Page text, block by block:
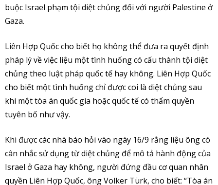
buộc Israel phạm tội diệt chủng đối với người Palestine ở
Gaza.
Liên Hợp Quốc cho biết họ không thể đưa ra quyết định
pháp lý về việc liệu một tình huống có cấu thành tội diệt
chủng theo luật pháp quốc tế hay không. Liên Hợp Quốc
cho biết một tình huống chỉ được coi là diệt chủng sau
khi một tòa án quốc gia hoặc quốc tế có thẩm quyền
tuyên bố như vậy.
Khi được các nhà báo hỏi vào ngày 16/9 rằng liệu ông có
cân nhắc sử dụng từ diệt chủng để mô tả hành động của
Israel ở Gaza hay không, người đứng đầu cơ quan nhân
quyền Liên Hợp Quốc, ông Volker Türk, cho biết: “Tòa án